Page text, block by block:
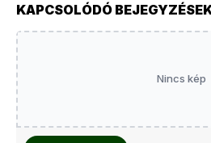
KAPCSOLÓDÓ
Nincs kép